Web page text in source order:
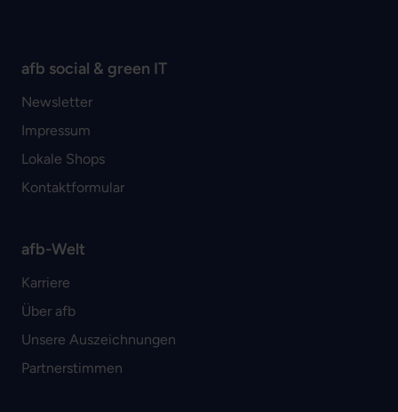
afb social & green IT
Newsletter
Impressum
Lokale Shops
Kontaktformular
afb-Welt
Karriere
Über afb
Unsere Auszeichnungen
Partnerstimmen